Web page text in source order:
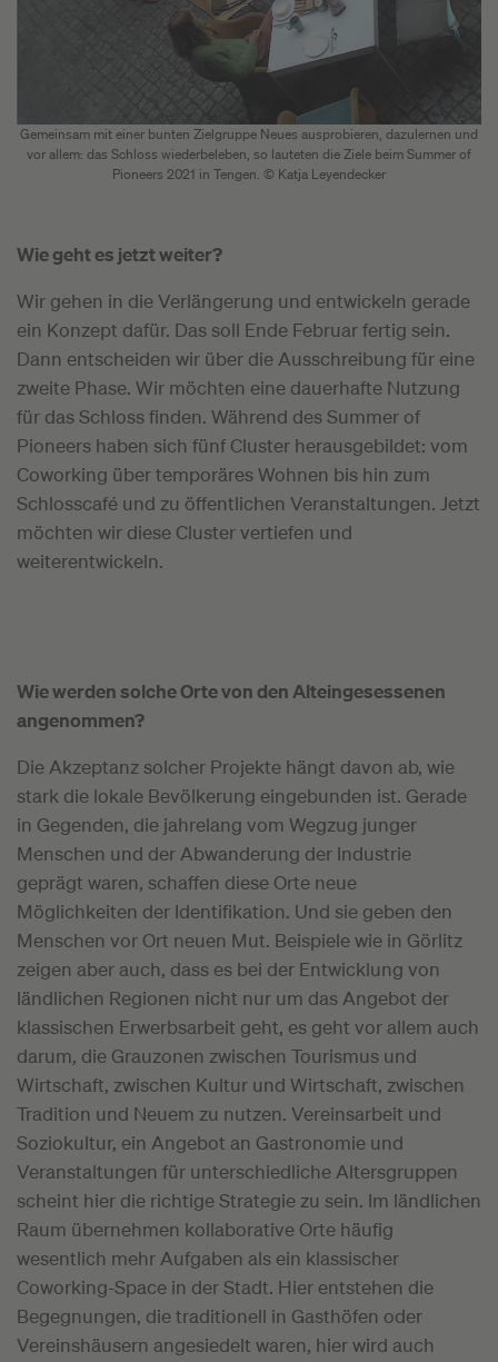
Gemeinsam mit einer bunten Zielgruppe Neues ausprobieren, dazulernen und
vor allem: das Schloss wiederbeleben, so lauteten die Ziele beim Summer of
Pioneers 2021 in Tengen. © Katja Leyendecker
Wie geht es jetzt weiter?
Wir gehen in die Verlängerung und entwickeln gerade
ein Konzept dafür. Das soll Ende Februar fertig sein.
Dann entscheiden wir über die Ausschreibung für eine
zweite Phase. Wir möchten eine dauerhafte Nutzung
für das Schloss finden. Während des Summer of
Pioneers haben sich fünf Cluster herausgebildet: vom
Coworking über temporäres Wohnen bis hin zum
Schlosscafé und zu öffentlichen Veranstaltungen. Jetzt
möchten wir diese Cluster vertiefen und
weiterentwickeln.
Wie werden solche Orte von den Alteingesessenen
angenommen?
Die Akzeptanz solcher Projekte hängt davon ab, wie
stark die lokale Bevölkerung eingebunden ist. Gerade
in Gegenden, die jahrelang vom Wegzug junger
Menschen und der Abwanderung der Industrie
geprägt waren, schaffen diese Orte neue
Möglichkeiten der Identifikation. Und sie geben den
Menschen vor Ort neuen Mut. Beispiele wie in Görlitz
zeigen aber auch, dass es bei der Entwicklung von
ländlichen Regionen nicht nur um das Angebot der
klassischen Erwerbsarbeit geht, es geht vor allem auch
darum, die Grauzonen zwischen Tourismus und
Wirtschaft, zwischen Kultur und Wirtschaft, zwischen
Tradition und Neuem zu nutzen. Vereinsarbeit und
Soziokultur, ein Angebot an Gastronomie und
Veranstaltungen für unterschiedliche Altersgruppen
scheint hier die richtige Strategie zu sein. Im ländlichen
Raum übernehmen kollaborative Orte häufig
wesentlich mehr Aufgaben als ein klassischer
Coworking-Space in der Stadt. Hier entstehen die
Begegnungen, die traditionell in Gasthöfen oder
Vereinshäusern angesiedelt waren, hier wird auch